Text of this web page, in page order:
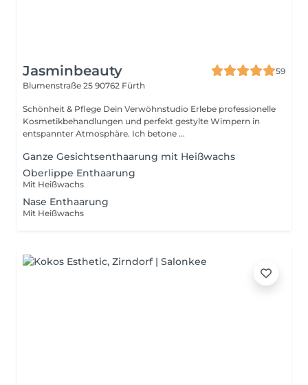
Jasminbeauty
59
Blumenstraße 25 90762 Fürth
Schönheit & Pflege Dein Verwöhnstudio Erlebe professionelle
Kosmetikbehandlungen und perfekt gestylte Wimpern in
entspannter Atmosphäre. Ich betone ...
Ganze Gesichtsenthaarung mit Heißwachs
Oberlippe Enthaarung
Mit Heißwachs
Nase Enthaarung
Mit Heißwachs